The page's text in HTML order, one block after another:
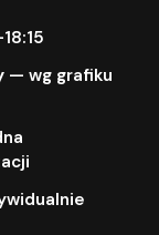
— wg grafiku